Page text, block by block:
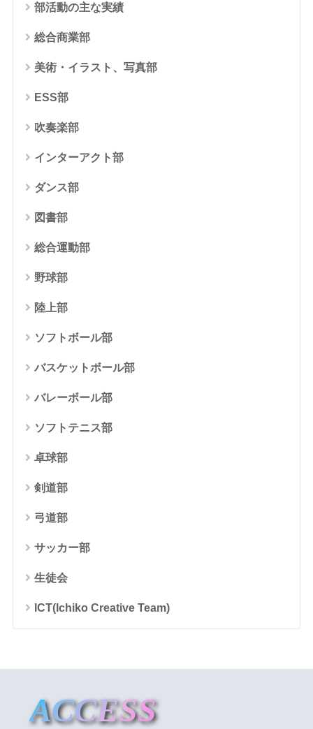
部活動の主な実績
総合商業部
美術・イラスト、写真部
ESS部
吹奏楽部
インターアクト部
ダンス部
図書部
総合運動部
野球部
陸上部
ソフトボール部
バスケットボール部
バレーボール部
ソフトテニス部
卓球部
剣道部
弓道部
サッカー部
生徒会
ICT(Ichiko Creative Team)
ACCESS